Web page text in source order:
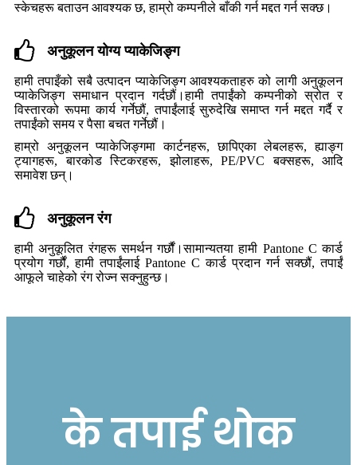
स्केचहरू बताउन आवश्यक छ, हाम्रो कम्पनीले बाँकी गर्न मद्दत गर्न सक्छ।
अनुकूलन योग्य प्याकेजिङ्ग
हामी तपाइँको सबै उत्पादन प्याकेजिङ्ग आवश्यकताहरु को लागी अनुकूलन
प्याकेजिङ्ग समाधान प्रदान गर्दछौं।हामी तपाईंको कम्पनीको स्रोत र
विस्तारको रूपमा कार्य गर्नेछौं, तपाईंलाई सुरुदेखि समाप्त गर्न मद्दत गर्दै र
तपाईंको समय र पैसा बचत गर्नेछौं।
हाम्रो अनुकूलन प्याकेजिङ्गमा कार्टनहरू, छापिएका लेबलहरू, ह्याङ्ग
ट्यागहरू, बारकोड स्टिकरहरू, झोलाहरू, PE/PVC बक्सहरू, आदि
समावेश छन्।
अनुकूलन रंग
हामी अनुकूलित रंगहरू समर्थन गर्छौं।सामान्यतया हामी Pantone C कार्ड
प्रयोग गर्छौं, हामी तपाईंलाई Pantone C कार्ड प्रदान गर्न सक्छौं, तपाईं
आफूले चाहेको रंग रोज्न सक्नुहुन्छ।
के तपाई थोक